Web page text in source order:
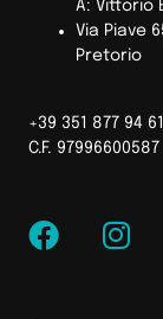
A: Vittorio
Via Piave
Pretorio
+39 351 877 94
C.F. 97996600587